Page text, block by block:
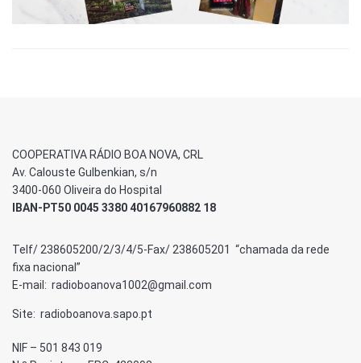
COOPERATIVA RÁDIO BOA NOVA, CRL
Av. Calouste Gulbenkian, s/n
3400-060 Oliveira do Hospital
IBAN-PT50 0045 3380 40167960882 18
Telf/ 238605200/2/3/4/5-Fax/ 238605201 “chamada da rede
fixa nacional”
E-mail: radioboanova1002@gmail.com
Site: radioboanova.sapo.pt
NIF – 501 843 019